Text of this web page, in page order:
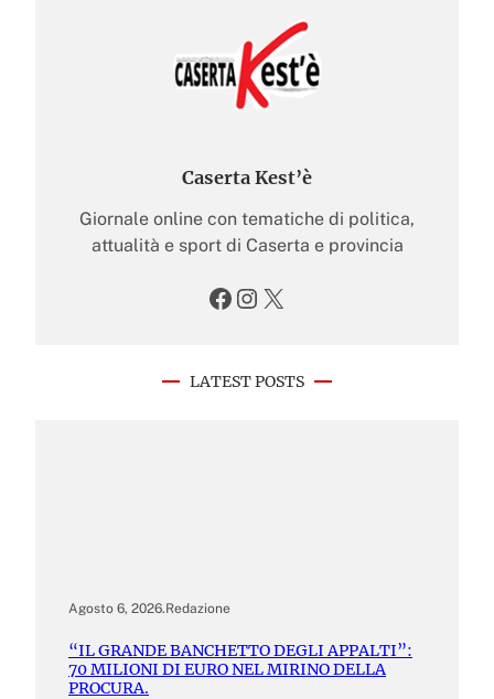
Caserta Kest’è
Giornale online con tematiche di politica,
attualità e sport di Caserta e provincia
Facebook Instagram X
LATEST POSTS
Agosto 6, 2026.Redazione
“IL GRANDE BANCHETTO DEGLI APPALTI”:
70 MILIONI DI EURO NEL MIRINO DELLA
PROCURA.